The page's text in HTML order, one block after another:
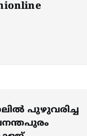
പുഴുവരിച്ച